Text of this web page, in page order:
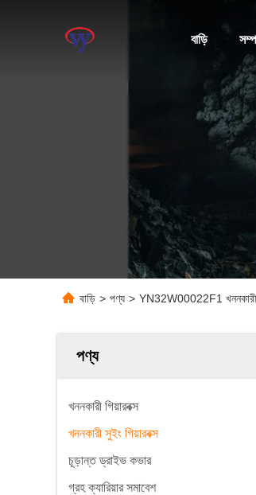
বাড়ি
বাড়ি > পণ্য > YN32W00022F1 খননকারী
পণ্য
খননকারী গিয়ারবক্স
খননকারী সুইং গিয়ারবক্স
চূড়ান্ত ড্রাইভ কভার
গ্রহ ক্যারিয়ার সমাবেশ